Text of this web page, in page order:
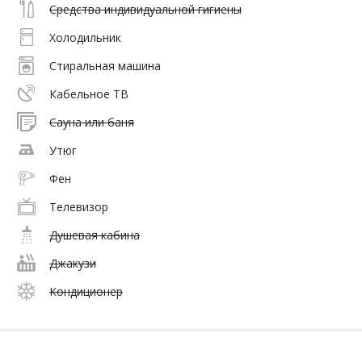
Средства индивидуальной гигиены
Холодильник
Стиральная машина
Кабельное ТВ
Сауна или баня
Утюг
Фен
Телевизор
Душевая кабина
Джакузи
Кондиционер